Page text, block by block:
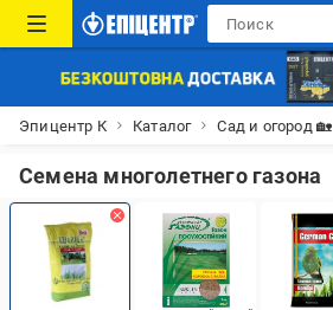
Эпицентр К Каталог Сад и огород 🏡
Семена многолетнего газона